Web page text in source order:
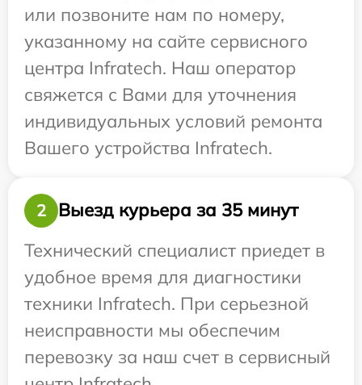
или позвоните нам по номеру,
указанному на сайте сервисного
центра Infratech. Наш оператор
свяжется с Вами для уточнения
индивидуальных условий ремонта
Вашего устройства Infratech.
2
Выезд курьера за 35 минут
Технический специалист приедет в
удобное время для диагностики
техники Infratech. При серьезной
неисправности мы обеспечим
перевозку за наш счет в сервисный